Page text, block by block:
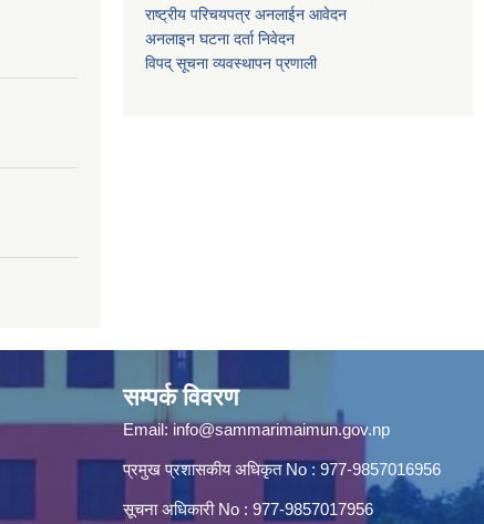
राष्ट्रीय परिचयपत्र अनलाईन आवेदन
अनलाइन घटना दर्ता निवेदन
विपद् सूचना व्यवस्थापन प्रणाली
सम्पर्क विवरण
Email:info@sammarimaimun.gov.np
प्रमुख प्रशासकीय अधिकृत No : 977-9857016956
सूचना अधिकारी No : 977-9857017956